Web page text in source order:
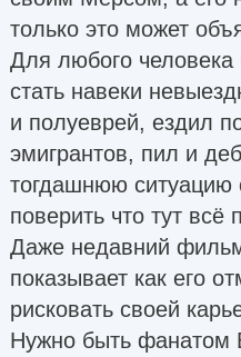
только это может
Для любого
стать навеки
и полуеврей, ездил
эмигрантов, пил и
тогдашнюю ситуацию
поверить что тут всё
Даже недавний
показывает как его
рисковать своей
Нужно быть фанатом